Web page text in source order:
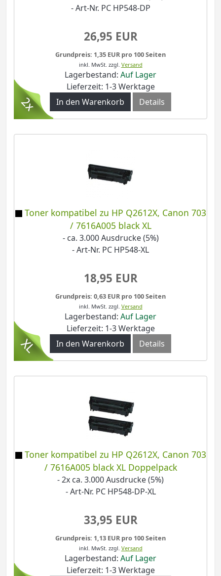
- Art-Nr. PC HP548-DP
26,95 EUR
Grundpreis: 1,35 EUR pro 100 Seiten
inkl. MwSt. zzgl. Versand
Lagerbestand: Auf Lager
Lieferzeit: 1-3 Werktage
In den Warenkorb
Details
Toner kompatibel zu HP Q2612X, Canon 703
/ 7616A005 black XL
- ca. 3.000 Ausdrucke (5%)
- Art-Nr. PC HP548-XL
18,95 EUR
Grundpreis: 0,63 EUR pro 100 Seiten
inkl. MwSt. zzgl. Versand
Lagerbestand: Auf Lager
Lieferzeit: 1-3 Werktage
In den Warenkorb
Details
Toner kompatibel zu HP Q2612X, Canon 703
/ 7616A005 black XL Doppelpack
- 2x ca. 3.000 Ausdrucke (5%)
- Art-Nr. PC HP548-DP-XL
33,95 EUR
Grundpreis: 1,13 EUR pro 100 Seiten
inkl. MwSt. zzgl. Versand
Lagerbestand: Auf Lager
Lieferzeit: 1-3 Werktage